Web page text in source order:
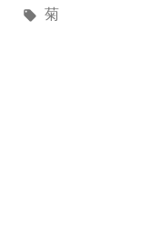
タ
菊